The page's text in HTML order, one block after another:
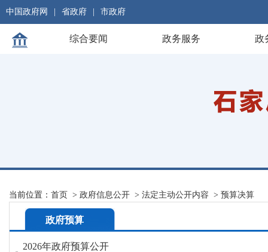
中国政府网 省政府 市政府
综合要闻 政务服务 政
当前位置： 首页 > 政府信息公开 > 法定主动公开内容 > 预算决算
政府预算
2026年政府预算公开